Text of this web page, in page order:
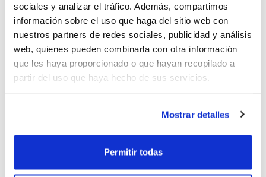
sociales y analizar el tráfico. Además, compartimos
información sobre el uso que haga del sitio web con
nuestros partners de redes sociales, publicidad y análisis
web, quienes pueden combinarla con otra información
que les haya proporcionado o que hayan recopilado a
partir del uso que haya hecho de sus servicios.
Mostrar detalles
Permitir todas
La Selección Femenina se
concentrará en Valencia
María Pina, convocada con la